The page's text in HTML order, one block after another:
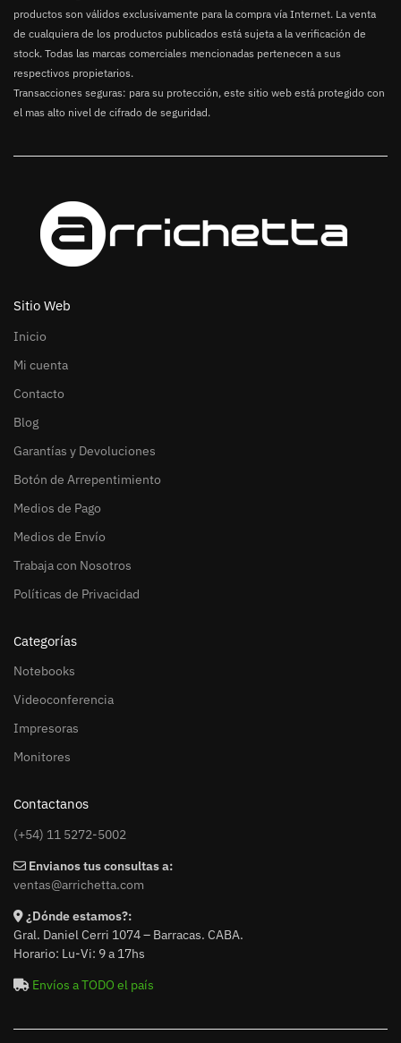
productos son válidos exclusivamente para la compra vía Internet. La venta
de cualquiera de los productos publicados está sujeta a la verificación de
stock. Todas las marcas comerciales mencionadas pertenecen a sus
respectivos propietarios.
Transacciones seguras: para su protección, este sitio web está protegido con
el mas alto nivel de cifrado de seguridad.
Sitio Web
Inicio
Mi cuenta
Contacto
Blog
Garantías y Devoluciones
Botón de Arrepentimiento
Medios de Pago
Medios de Envío
Trabaja con Nosotros
Políticas de Privacidad
Categorías
Notebooks
Videoconferencia
Impresoras
Monitores
Contactanos
(+54) 11 5272-5002
Envianos tus consultas a:
ventas@arrichetta.com
¿Dónde estamos?:
Gral. Daniel Cerri 1074 – Barracas. CABA.
Horario: Lu-Vi: 9 a 17hs
Envíos a TODO el país